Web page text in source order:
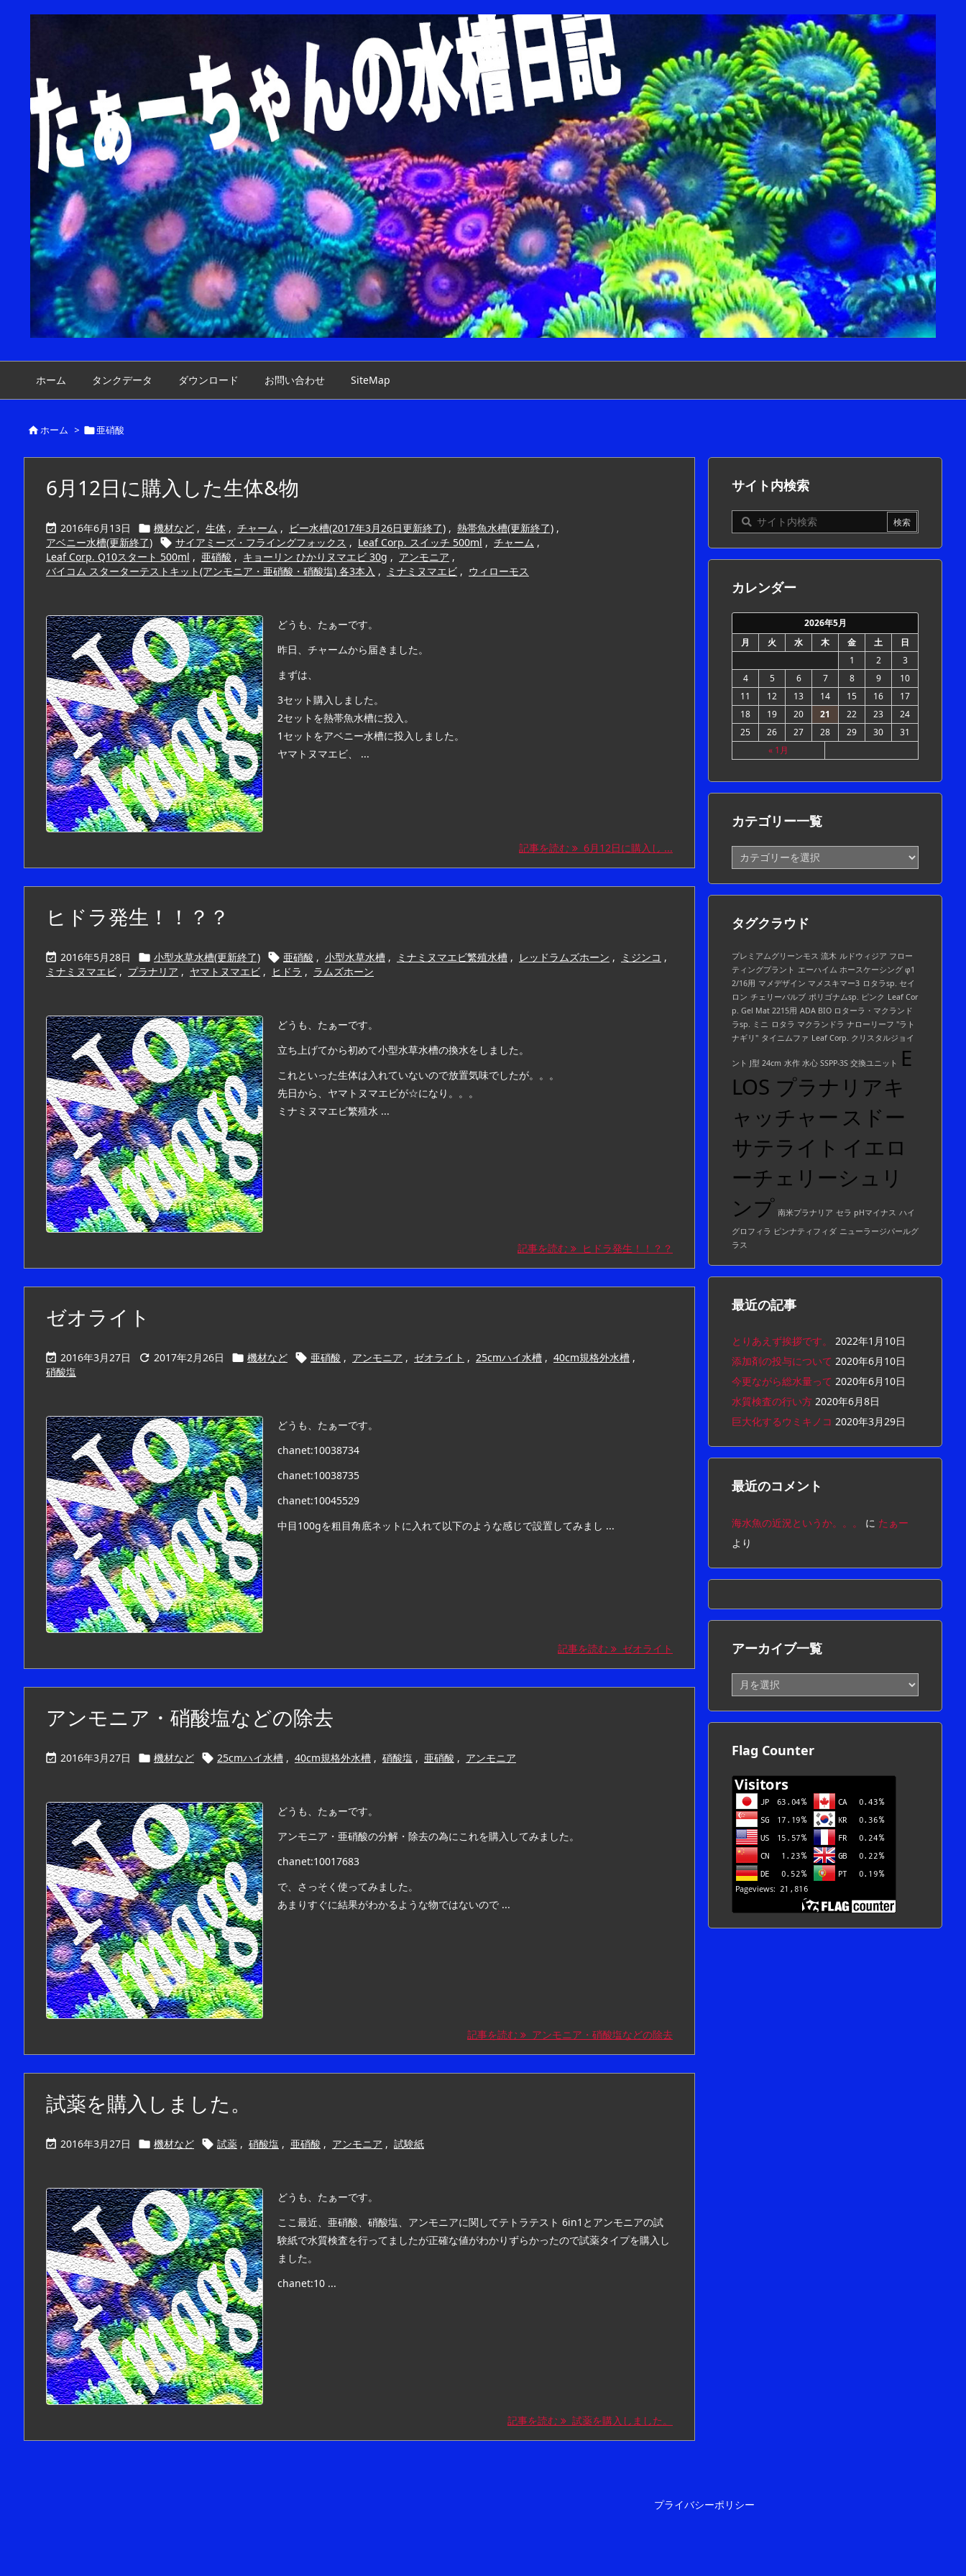
ホーム タンクデータ ダウンロード お問い合わせ SiteMap
ホーム > 亜硝酸
6月12日に購入した生体&物
 2016年6月13日  機材など , 生体 , チャーム , ビー水槽(2017年3月26日更新終了) , 熱帯魚水槽(更新終了) ,
アベニー水槽(更新終了)
 サイアミーズ・フライングフォックス , Leaf Corp. スイッチ 500ml , チャーム ,
Leaf Corp. Q10スタート 500ml , 亜硝酸 , キョーリン ひかりヌマエビ 30g , アンモニア ,
バイコム スターターテストキット(アンモニア・亜硝酸・硝酸塩) 各3本入 , ミナミヌマエビ , ウィローモス
どうも、たぁーです。
昨日、チャームから届きました。
まずは、
3セット購入しました。
2セットを熱帯魚水槽に投入。
1セットをアベニー水槽に投入しました。
ヤマトヌマエビ、 ...
記事を読む 6月12日に購入し ...
ヒドラ発生！！？？
 2016年5月28日  小型水草水槽(更新終了)  亜硝酸 , 小型水草水槽 , ミナミヌマエビ繁殖水槽 , レッドラムズホーン , ミジンコ ,
ミナミヌマエビ , プラナリア , ヤマトヌマエビ , ヒドラ , ラムズホーン
どうも、たぁーです。
立ち上げてから初めて小型水草水槽の換水をしました。
これといった生体は入れていないので放置気味でしたが。。。
先日から、ヤマトヌマエビが☆になり。。。
ミナミヌマエビ繁殖水 ...
記事を読む ヒドラ発生！！？？
ゼオライト
 2016年3月27日  2017年2月26日  機材など  亜硝酸 , アンモニア , ゼオライト , 25cmハイ水槽 , 40cm規格外水槽 ,
硝酸塩
どうも、たぁーです。
chanet:10038734
chanet:10038735
chanet:10045529
中目100gを粗目角底ネットに入れて以下のような感じで設置してみまし ...
記事を読む ゼオライト
アンモニア・硝酸塩などの除去
 2016年3月27日  機材など  25cmハイ水槽 , 40cm規格外水槽 , 硝酸塩 , 亜硝酸 , アンモニア
どうも、たぁーです。
アンモニア・亜硝酸の分解・除去の為にこれを購入してみました。
chanet:10017683
で、さっそく使ってみました。
あまりすぐに結果がわかるような物ではないので ...
記事を読む アンモニア・硝酸塩などの除去
試薬を購入しました。
 2016年3月27日  機材など  試薬 , 硝酸塩 , 亜硝酸 , アンモニア , 試験紙
どうも、たぁーです。
ここ最近、亜硝酸、硝酸塩、アンモニアに関してテトラテスト 6in1とアンモニアの試
験紙で水質検査を行ってましたが正確な値がわかりずらかったので試薬タイプを購入し
ました。
chanet:10 ...
記事を読む 試薬を購入しました。
サイト内検索
カレンダー
2026年5月
月
火 水 木 金 土
日
1
2
3
4
5 6 7 8 9
10
11
12 13 14 15 16
17
18
19 20 21 22 23
24
25
26 27 28 29 30
31
« 1月
カテゴリー一覧
カ
テ
ゴ
リ
一
タグクラウド
プレミアムグリーンモス 流木 ルドウィジア フロー
ティングプラント エーハイム ホースケーシング φ1
2/16用 マメデザイン マメスキマー3 ロタラsp. セイ
ロン チェリーバルブ ポリゴナムsp. ピンク Leaf Cor
p. Gel Mat 2215用 ADA BIO ロターラ・マクランド
ラsp. ミニ ロタラ マクランドラ ナローリーフ "ラト
ナギリ" タイニムファ Leaf Corp. クリスタルジョイ
ント J型 24cm 水作 水心 SSPP-3S 交換ユニット
E
LOS プラナリアキ
ャッチャー スドー
サテライト イエロ
ーチェリーシュリ
ンプ 南米プラナリア セラ pHマイナス ハイ
グロフィラ ピンナティフィダ ニューラージパールグ
ラス
最近の記事
とりあえず挨拶です。
2022年1月10日
添加剤の投与について 2020年6月10日
今更ながら総水量って 2020年6月10日
水質検査の行い方 2020年6月8日
巨大化するウミキノコ 2020年3月29日
最近のコメント
海水魚の近況というか。。。 に たぁー
より
アーカイブ一覧
ー
カ
イ
一
Flag Counter
プライバシーポリシー